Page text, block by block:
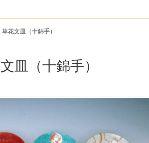
花文皿（十錦手）
皿（十錦手）